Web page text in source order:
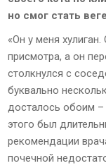
но смог стать
«Он у меня
присмотра, а он
столкнулся с
буквально
досталось обоим
этого был
рекомендации
почечной